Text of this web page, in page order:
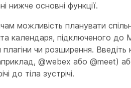
нижче основні функції.
можливість планувати
календаря, підключеного до
чи розширення.
@webex або @meet)
до тіла зустрічі.